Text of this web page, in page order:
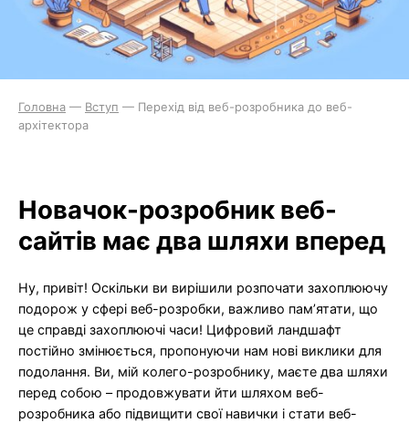
Головна — Вступ — Перехід від веб-розробника до веб-
архітектора
Новачок-розробник веб-
сайтів має два шляхи вперед
Ну, привіт! Оскільки ви вирішили розпочати захоплюючу
подорож у сфері веб-розробки, важливо пам’ятати, що
це справді захоплюючі часи! Цифровий ландшафт
постійно змінюється, пропонуючи нам нові виклики для
подолання. Ви, мій колего-розробнику, маєте два шляхи
перед собою – продовжувати йти шляхом веб-
розробника або підвищити свої навички і стати веб-